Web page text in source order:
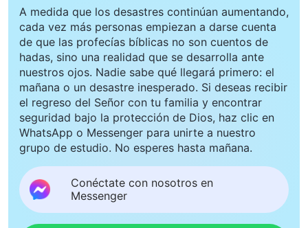
A medida que los desastres continúan aumentando,
cada vez más personas empiezan a darse cuenta
de que las profecías bíblicas no son cuentos de
hadas, sino una realidad que se desarrolla ante
nuestros ojos. Nadie sabe qué llegará primero: el
mañana o un desastre inesperado. Si deseas recibir
el regreso del Señor con tu familia y encontrar
seguridad bajo la protección de Dios, haz clic en
WhatsApp o Messenger para unirte a nuestro
grupo de estudio. No esperes hasta mañana.
Conéctate con nosotros en
Messenger